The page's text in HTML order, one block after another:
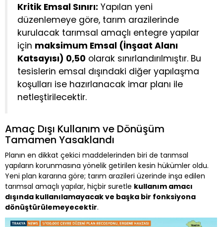
Kritik Emsal Sınırı: Yapılan yeni
düzenlemeye göre, tarım arazilerinde
kurulacak tarımsal amaçlı entegre yapılar
için maksimum Emsal (İnşaat Alanı
Katsayısı) 0,50 olarak sınırlandırılmıştır. Bu
tesislerin emsal dışındaki diğer yapılaşma
koşulları ise hazırlanacak imar planı ile
netleştirilecektir.
Amaç Dışı Kullanım ve Dönüşüm
Tamamen Yasaklandı
Planın en dikkat çekici maddelerinden biri de tarımsal
yapıların korunmasına yönelik getirilen kesin hükümler oldu.
Yeni plan kararına göre; tarım arazileri üzerinde inşa edilen
tarımsal amaçlı yapılar, hiçbir suretle kullanım amacı
dışında kullanılamayacak ve başka bir fonksiyona
dönüştürülemeyecektir.